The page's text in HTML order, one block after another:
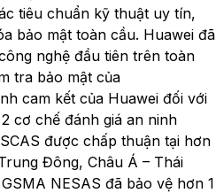
tiêu chuẩn kỹ thuật uy tín,
bảo mật toàn cầu. Huawei đã
nghệ đầu tiên trên toàn
tra bảo mật của
cam kết của Huawei đối với
cơ chế đánh giá an ninh
được chấp thuận tại hơn
Đông, Châu Á – Thái
NESAS đã bảo vệ hơn 1